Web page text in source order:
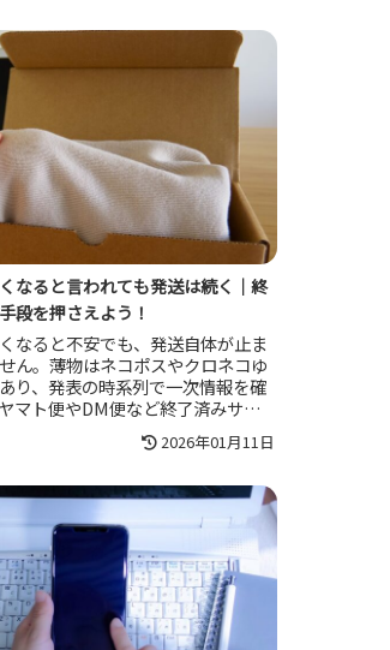
なると言われても発送は続く｜終
段を押さえよう！
なると不安でも、発送自体が止ま
ん。薄物はネコポスやクロネコゆ
り、発表の時系列で一次情報を確
マト便やDM便など終了済みサービ
、購入者への到着目安の提示で、
送を安定させられます。2026年01月11日